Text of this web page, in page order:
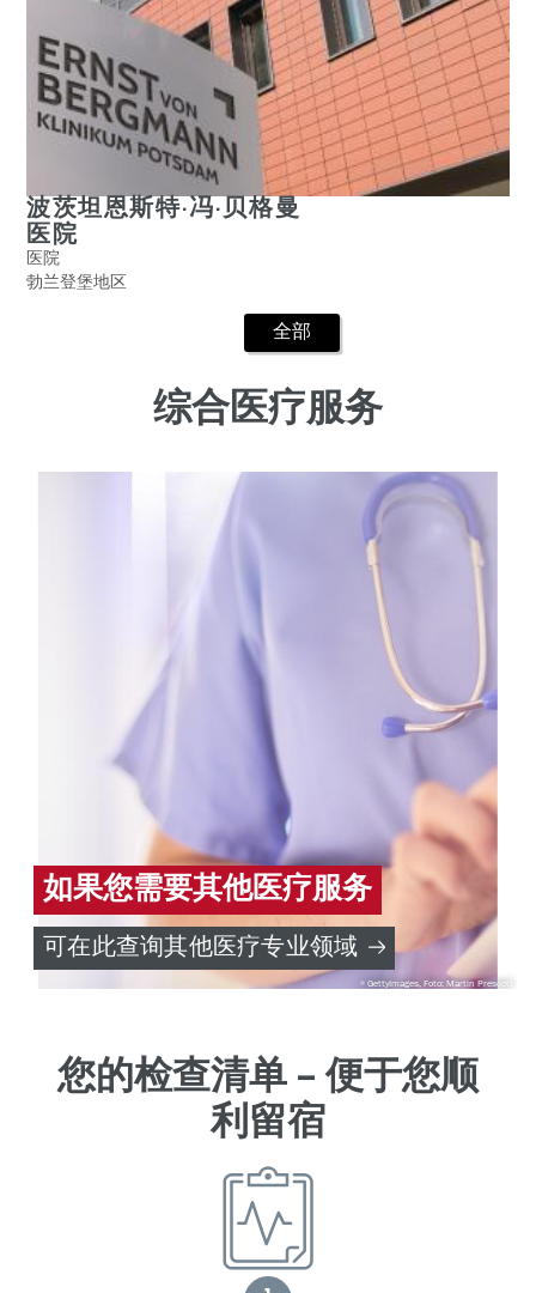
波茨坦恩斯特·冯·贝格曼
医院
医院
勃兰登堡地区
全部
综合医疗服务
GettyImages, Foto: Martin Prescott
如果您需要其他医疗服务
可在此查询其他医疗专业领域
您的检查清单 – 便于您顺
利留宿